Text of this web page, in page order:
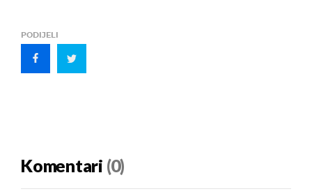
PODIJELI
Komentari (0)